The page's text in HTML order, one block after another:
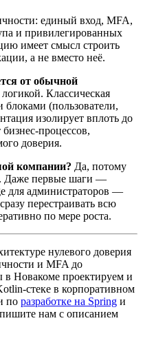
единый вход, MFA,
и привилегированных
имеет смысл строить
а не вместо неё.
от обычной
Классическая
блоками (пользователи,
изолирует вплоть до
процессов,
доверия.
компании? Да, потому
Даже первые шаги —
для администраторов —
перестраивать всю
по мере роста.
нулевого доверия
и MFA до
Новакоме проектируем и
стеке в корпоративном
по разработке на Spring и
нам с описанием